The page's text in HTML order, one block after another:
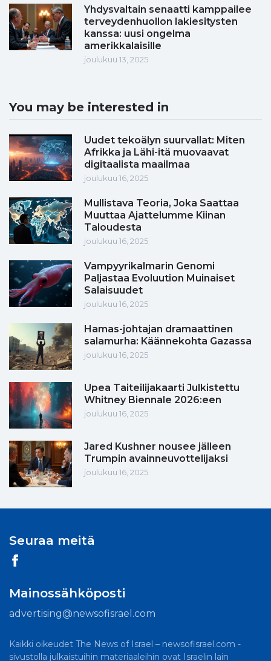
Yhdysvaltain senaatti kamppailee
terveydenhuollon lakiesitysten
kanssa: uusi ongelma
amerikkalaisille
joulukuu 13, 2025
You may be interested in
Uudet tekoälyn suurvallat: Miten
Afrikka ja Lähi-itä muovaavat
digitaalista maailmaa
joulukuu 16, 2025
Mullistava Teoria, Joka Saattaa
Muuttaa Ajattelumme Kiinan
Taloudesta
joulukuu 16, 2025
Vampyyrikalmarin Genomi
Paljastaa Evoluution Muinaiset
Salaisuudet
joulukuu 16, 2025
Hamas-johtajan dramaattinen
salamurha: Käännekohta Gazassa
joulukuu 16, 2025
Upea Taiteilijakaarti Julkistettu
Whitney Biennale 2026:een
joulukuu 16, 2025
Jared Kushner nousee jälleen
Trumpin avainneuvottelijaksi
joulukuu 16, 2025
Seuraa meitä
Mainossähköposti
advertising@newsofisrael.com
Kaikki oikeudet The News of Israel – newsofisrael.com -
sivustolla julkaistuihin materiaaleihin ovat Israelin lain